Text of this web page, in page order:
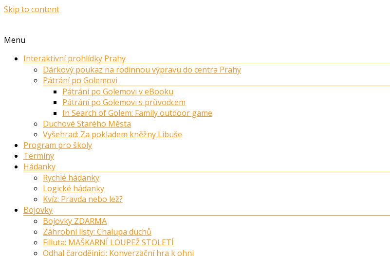
Skip to content
Menu
Interaktivní prohlídky Prahy
Dárkový poukaz na rodinnou výpravu do centra Prahy
Pátrání po Golemovi
Pátrání po Golemovi v eBooku
Pátrání po Golemovi s průvodcem
In Search of Golem: Family outdoor game
Duchové Starého Města
Vyšehrad: Za pokladem kněžny Libuše
Program pro školy
Termíny
Hádanky
Rychlé hádanky
Logické hádanky
Kvíz: Pravda nebo lež?
Bojovky
Bojovky ZDARMA
Záhrobní listy: Chalupa duchů
Filluta: MAŠKARNÍ LOUPEŽ STOLETÍ
Odhal čarodějnici: Konverzační hra k ohni